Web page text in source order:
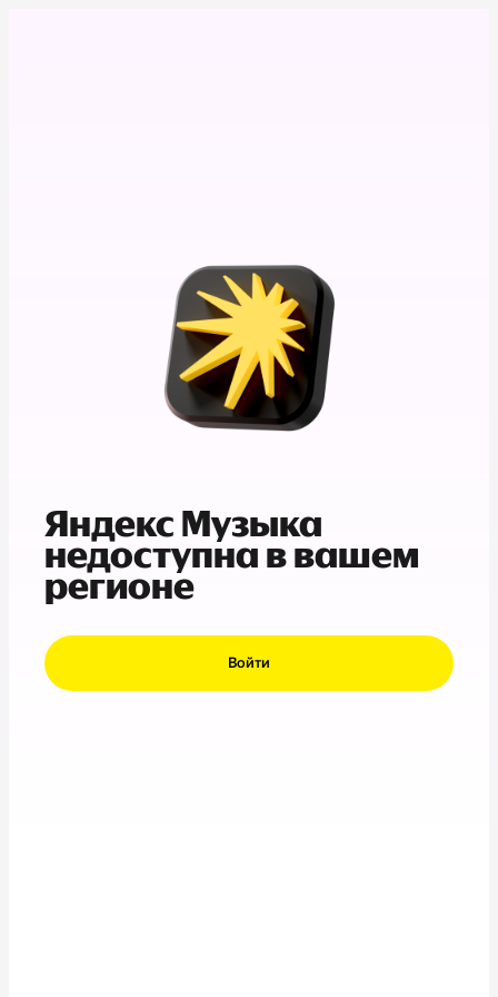
Яндекс Музыка
недоступна в вашем
регионе
Войти